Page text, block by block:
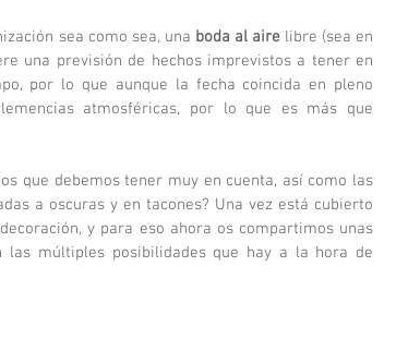
sea como sea, una boda al aire libre (sea en
una previsión de hechos imprevistos a tener en
por lo que aunque la fecha coincida en pleno
atmosféricas, por lo que es más que
que debemos tener muy en cuenta, así como las
a oscuras y en tacones? Una vez está cubierto
y para eso ahora os compartimos unas
las múltiples posibilidades que hay a la hora de